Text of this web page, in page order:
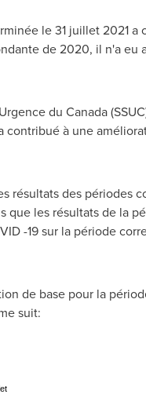
le 31 juillet 2021
de 2020, il n'a eu
du Canada
à une
résultats des périodes
les résultats de la
-19 sur la période
de base pour la
suit: